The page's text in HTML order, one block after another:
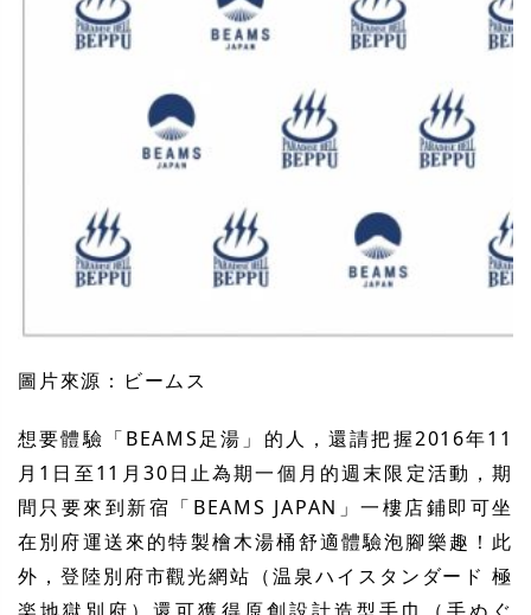
圖片來源：ビームス
想要體驗「BEAMS足湯」的人，還請把握2016年11
月1日至11月30日止為期一個月的週末限定活動，期
間只要來到新宿「BEAMS JAPAN」一樓店鋪即可坐
在別府運送來的特製檜木湯桶舒適體驗泡腳樂趣！此
外，登陸別府市觀光網站（温泉ハイスタンダード 極